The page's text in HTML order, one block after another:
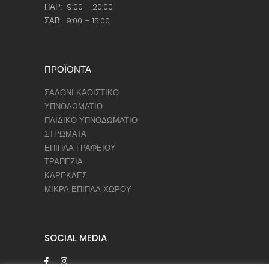
ΠΑΡ: 9:00 – 20:00
ΣΑΒ: 9:00 – 15:00
ΠΡΟΪΟΝΤΑ
ΣΑΛΟΝΙ ΚΑΘΙΣΤΙΚΟ
ΥΠΝΟΔΩΜΑΤΙΟ
ΠΑΙΔΙΚΟ ΥΠΝΟΔΩΜΑΤΙΟ
ΣΤΡΩΜΑΤΑ
ΕΠΙΠΛΑ ΓΡΑΦΕΙΟΥ
ΤΡΑΠΕΖΙΑ
ΚΑΡΕΚΛΕΣ
ΜΙΚΡΑ ΕΠΙΠΛΑ ΧΩΡΟΥ
SOCIAL MEDIA